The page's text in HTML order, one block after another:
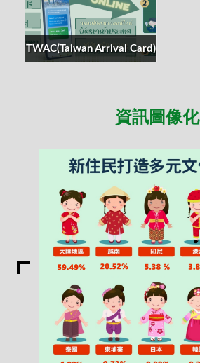
TWAC(Taiwan Arrival Card)
資訊圖像化